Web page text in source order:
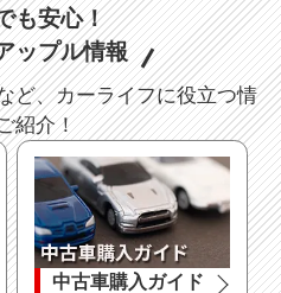
も安心！
ップル情報
ど、カーライフに役立つ情
紹介！
中古車購入ガイド